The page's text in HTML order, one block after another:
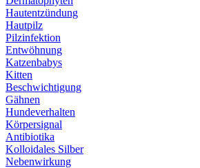
Hautentzündung
Hautpilz
Pilzinfektion
Entwöhnung
Katzenbabys
Kitten
Beschwichtigung
Gähnen
Hundeverhalten
Körpersignal
Antibiotika
Kolloidales Silber
Nebenwirkung